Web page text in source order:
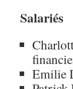
Salariés
Emilie